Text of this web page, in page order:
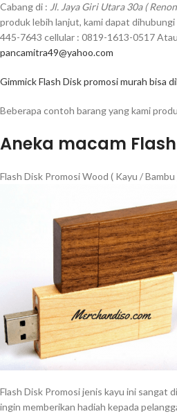
Cabang di : Jl. Jaya Giri Utara 30a (
produk lebih lanjut, kami dapat
445-7643 cellular : 0819-1613-0517
pancamitra49@yahoo.com
Gimmick Flash Disk promosi murah bisa
Beberapa contoh barang yang kami
Aneka macam
Flash Disk Promosi Wood ( Kayu / Bambu
Flash Disk Promosi jenis kayu ini sangat
ingin memberikan hadiah kepada